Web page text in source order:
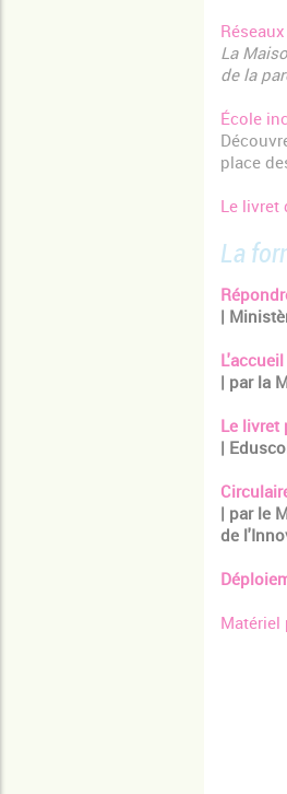
La
de la
École
place
Le livret
La
|
| par la
Le livret
|
| par le
de
Matériel